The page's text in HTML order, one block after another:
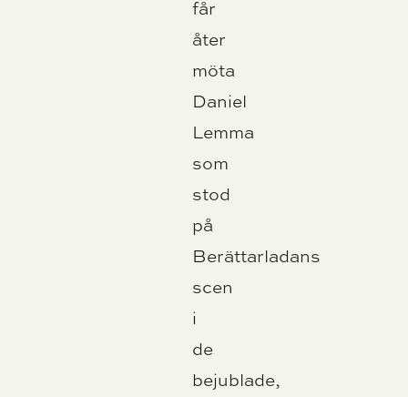
får
åter
möta
Daniel
Lemma
som
stod
på
Berättarladans
scen
i
de
bejublade,